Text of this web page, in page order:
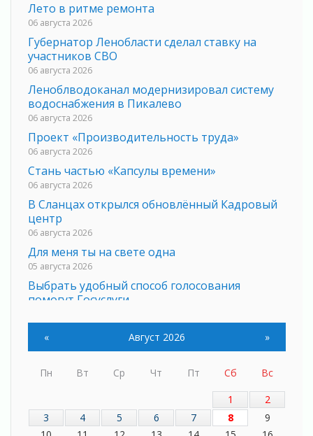
Лето в ритме ремонта
06 августа 2026
Губернатор Ленобласти сделал ставку на
участников СВО
06 августа 2026
Леноблводоканал модернизировал систему
водоснабжения в Пикалево
06 августа 2026
Проект «Производительность труда»
06 августа 2026
Стань частью «Капсулы времени»
06 августа 2026
В Сланцах открылся обновлённый Кадровый
центр
06 августа 2026
Для меня ты на свете одна
05 августа 2026
Выбрать удобный способ голосования
помогут Госуслуги
Планируйте свой маршрут заранее
Мода вне возраста и границ
05 августа 2026
« Август 2026 »
Пн Вт Ср Чт Пт Сб
Вс
1
2
3
4 5 6 7 8
9